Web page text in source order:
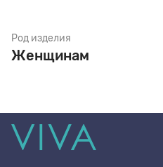
Род изделия
Женщинам